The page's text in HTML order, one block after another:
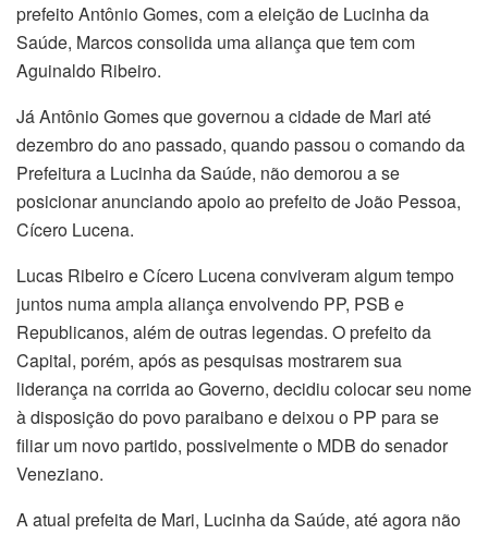
prefeito Antônio Gomes, com a eleição de Lucinha da
Saúde, Marcos consolida uma aliança que tem com
Aguinaldo Ribeiro.
Já Antônio Gomes que governou a cidade de Mari até
dezembro do ano passado, quando passou o comando da
Prefeitura a Lucinha da Saúde, não demorou a se
posicionar anunciando apoio ao prefeito de João Pessoa,
Cícero Lucena.
Lucas Ribeiro e Cícero Lucena conviveram algum tempo
juntos numa ampla aliança envolvendo PP, PSB e
Republicanos, além de outras legendas. O prefeito da
Capital, porém, após as pesquisas mostrarem sua
liderança na corrida ao Governo, decidiu colocar seu nome
à disposição do povo paraibano e deixou o PP para se
filiar um novo partido, possivelmente o MDB do senador
Veneziano.
A atual prefeita de Mari, Lucinha da Saúde, até agora não